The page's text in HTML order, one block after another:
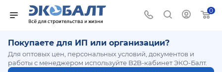
0
Покупаете для ИП или организации?
Для оптовых цен, персональных условий, документов и
работы с менеджером используйте B2B-кабинет ЭКО-Балт.